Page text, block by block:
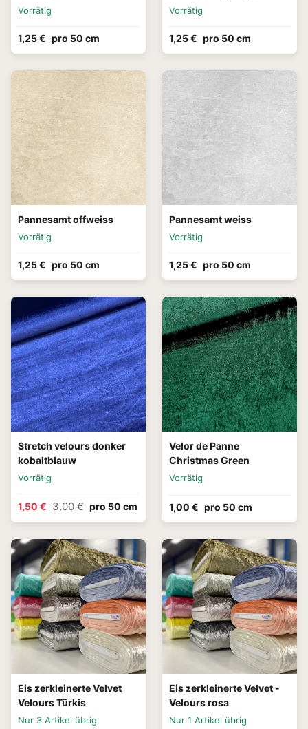
Vorrätig
1,25 € pro 50 cm
Vorrätig
1,25 € pro 50 cm
Pannesamt offweiss
Vorrätig
1,25 € pro 50 cm
Pannesamt weiss
Vorrätig
1,25 € pro 50 cm
Stretch velours donker
kobaltblauw
Vorrätig
1,50 € 3,00 € pro 50 cm
Velor de Panne
Christmas Green
Vorrätig
1,00 € pro 50 cm
Eis zerkleinerte Velvet
Velours Türkis
Nur 3 Artikel übrig
Eis zerkleinerte Velvet -
Velours rosa
Nur 1 Artikel übrig